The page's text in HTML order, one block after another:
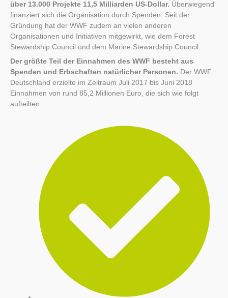
über 13.000 Projekte 11,5 Milliarden US-Dollar. Überwiegend
finanziert sich die Organisation durch Spenden. Seit der
Gründung hat der WWF zudem an vielen anderen
Organisationen und Initiativen mitgewirkt, wie dem Forest
Stewardship Council und dem Marine Stewardship Council.
Der größte Teil der Einnahmen des WWF besteht aus
Spenden und Erbschaften natürlicher Personen. Der WWF
Deutschland erzielte im Zeitraum Juli 2017 bis Juni 2018
Einnahmen von rund 85,2 Millionen Euro, die sich wie folgt
aufteilten: